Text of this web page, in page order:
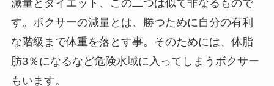
減量とダイエット、この二つは似て非なるもので
す。ボクサーの減量とは、勝つために自分の有利
な階級まで体重を落とす事。そのためには、体脂
肪3％になるなど危険水域に入ってしまうボクサー
もいます。